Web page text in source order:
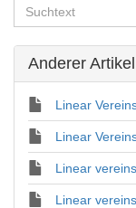
Anderer Artikel
Linear
Linear
Linear
Linear